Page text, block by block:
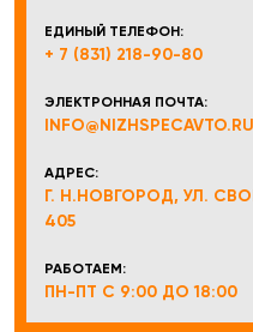
ЕДИНЫЙ ТЕЛЕФОН:
+ 7 (831) 218-90-80
ЭЛЕКТРОННАЯ ПОЧТА:
INFO@NIZHSPECAVTO.RU
АДРЕС:
Г. Н.НОВГОРОД, УЛ.
405
РАБОТАЕМ:
ПН-ПТ С 9:00 ДО 18:00